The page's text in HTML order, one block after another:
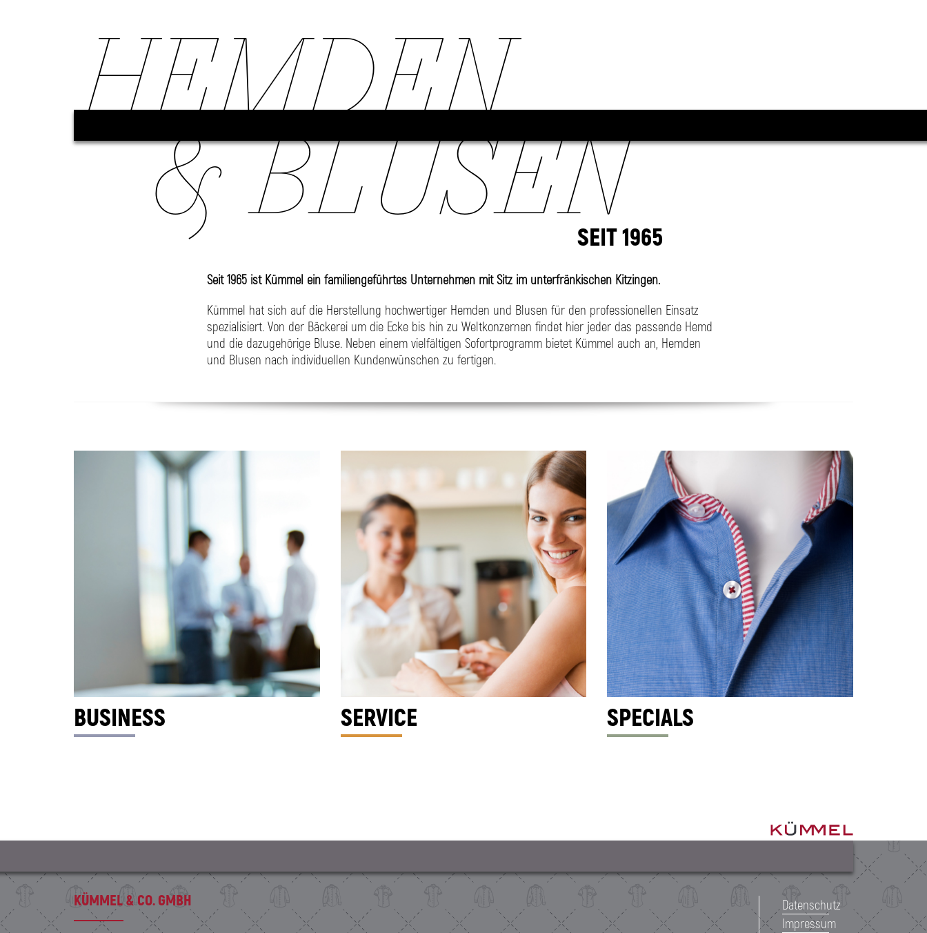
HEMDEN
& BLUSEN
SEIT 1965
Seit 1965 ist Kümmel ein familiengeführtes Unternehmen mit Sitz im unterfränkischen Kitzingen.
Kümmel hat sich auf die Herstellung hochwertiger Hemden und Blusen für den professionellen Einsatz
spezialisiert. Von der Bäckerei um die Ecke bis hin zu Weltkonzernen findet hier jeder das passende Hemd
und die dazugehörige Bluse. Neben einem vielfältigen Sofortprogramm bietet Kümmel auch an, Hemden
und Blusen nach individuellen Kundenwünschen zu fertigen.
BUSINESS SERVICE SPECIALS
KÜMMEL & CO. GMBH
Datenschutz
Impressum